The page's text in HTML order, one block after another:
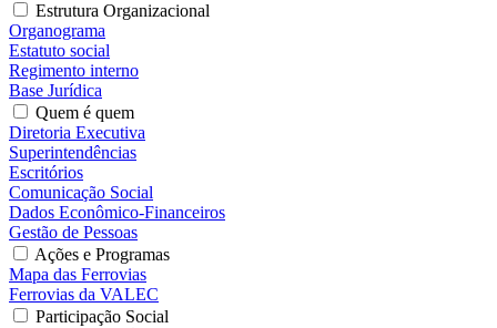
Estrutura Organizacional
Organograma
Estatuto social
Regimento interno
Base Jurídica
Quem é quem
Diretoria Executiva
Superintendências
Escritórios
Comunicação Social
Dados Econômico-Financeiros
Gestão de Pessoas
Ações e Programas
Mapa das Ferrovias
Ferrovias da VALEC
Participação Social